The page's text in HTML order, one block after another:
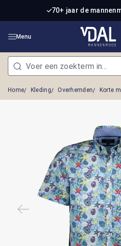
Ga naar de hoofdinhoud
70+ jaar de
Menu
Home Kleding Overhemden Korte